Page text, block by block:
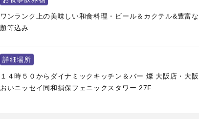
ワンランク上の美味しい和食料理・ビール＆カクテル&豊富
題等込み
詳細場所
１４時５０からダイナミックキッチン＆バー 燦 大阪店・大
おいニッセイ同和損保フェニックスタワー 27F